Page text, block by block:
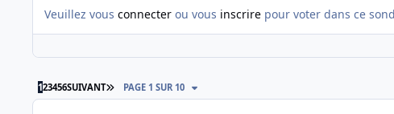
Veuillez vous connecter ou vous inscrire pour voter dans ce
123456SUIVANT DERNIÈRE PAGE
PAGE 1 SUR 10